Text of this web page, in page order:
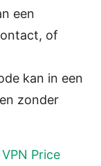
een
of
kan in een
zonder
Price